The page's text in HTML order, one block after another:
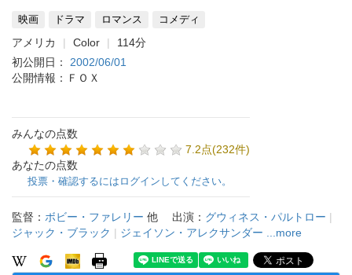
映画 ドラマ ロマンス コメディ
アメリカ Color
114分
初公開日： 2002/06/01
公開情報：ＦＯＸ
みんなの点数
7.2点(232件)
あなたの点数
投票・確認するにはログインしてください。
監督： ボビー・ファレリー 他 出演： グウィネス・パルトロー |
ジャック・ブラック | ジェイソン・アレクサンダー ...more